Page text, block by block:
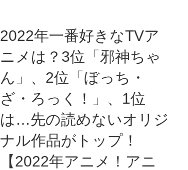
2022年一番好きなTVア
ニメは？3位「邪神ちゃ
ん」、2位「ぼっち・
ざ・ろっく！」、1位
は…先の読めないオリジ
ナル作品がトップ！
【2022年アニメ！アニ